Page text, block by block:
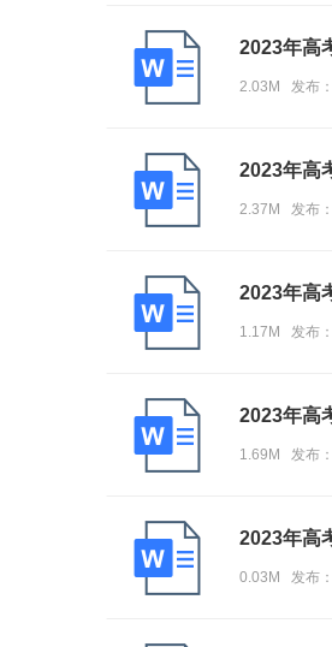
2023年高
2.03M 发布
2023年高
2.37M 发布
2023年高
1.17M 发布
2023年高
1.69M 发布
2023年高
0.03M 发布